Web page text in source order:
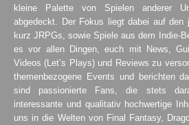
kleine Palette von Spielen anderer
abgedeckt. Der Fokus liegt dabei auf den
kurz JRPGs, sowie Spiele aus dem Indie-
es vor allen Dingen, euch mit News,
Videos (Let’s Plays) und Reviews zu
themenbezogene Events und berichten
sind passionierte Fans, die stets
interessante und qualitativ hochwertige
uns in die Welten von Final Fantasy,